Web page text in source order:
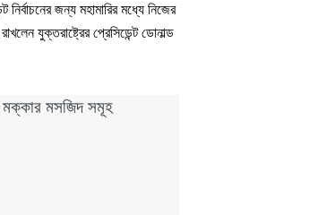
নির্বাচনের জন্য মহামারির মধ্যে নিজের
যুক্তরাষ্ট্রের প্রেসিডেন্ট ডোনাল্ড